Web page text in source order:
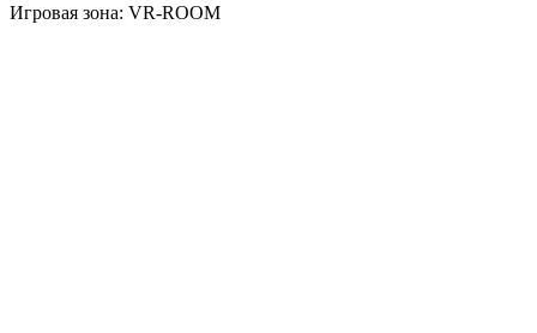
Игровая зона: VR-ROOM